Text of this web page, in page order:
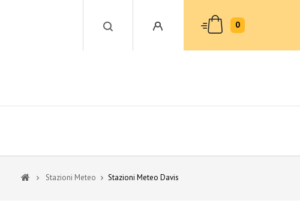
0
Stazioni Meteo Stazioni Meteo Davis